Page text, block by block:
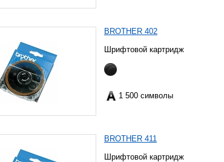
BROTHER 402
Шрифтовой картридж
1 500 символы
BROTHER 411
Шрифтовой картридж